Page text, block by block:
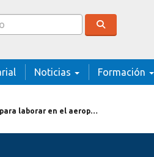
Noticias Formación
laborar en el aeropuerto